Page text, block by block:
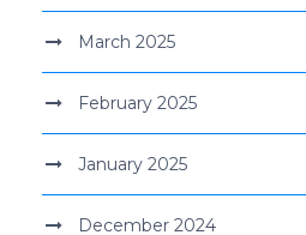
March 2025
February 2025
January 2025
December 2024